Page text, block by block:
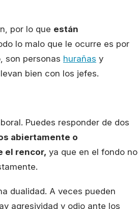
por lo que están
lo malo que le ocurre es por
son personas hurañas y
bien con los jefes.
Puedes responder de dos
abiertamente o
el rencor, ya que en el fondo no
dualidad. A veces pueden
agresividad y odio ante los